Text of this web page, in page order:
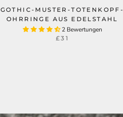
GOTHIC-MUSTER-TOTENKOPF-
OHRRINGE AUS EDELSTAHL
2 Bewertungen
£31